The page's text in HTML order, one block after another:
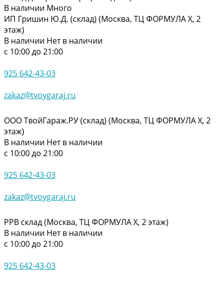
В наличии Много
ИП Гришин Ю.Д. (склад) (Москва, ТЦ ФОРМУЛА Х, 2
этаж)
В наличии Нет в наличии
с 10:00 до 21:00
925 642-43-03
zakaz@tvoygaraj.ru
ООО ТвойГараж.РУ (склад) (Москва, ТЦ ФОРМУЛА Х, 2
этаж)
В наличии Нет в наличии
с 10:00 до 21:00
925 642-43-03
zakaz@tvoygaraj.ru
РРВ склад (Москва, ТЦ ФОРМУЛА Х, 2 этаж)
В наличии Нет в наличии
с 10:00 до 21:00
925 642-43-03